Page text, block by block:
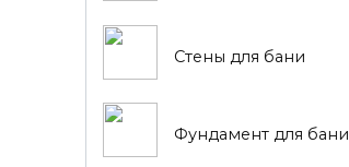
Стены для бани
Фундамент для бани